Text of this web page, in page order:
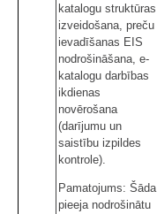
katalogu struktūras
izveidošana, preču
ievadīšanas EIS
nodrošināšana, e-
katalogu darbības
ikdienas
novērošana
(darījumu un
saistību izpildes
kontrole).
Pamatojums: Šāda
pieeja nodrošinātu